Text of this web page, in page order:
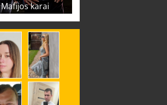
Mafijos karai